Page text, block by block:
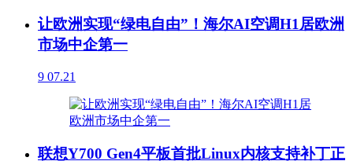
让欧洲实现“绿电自由”！海尔AI空调H1居欧洲
市场中企第一
9 07.21
联想Y700 Gen4平板首批Linux内核支持补丁正